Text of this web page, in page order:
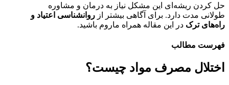
حل کردن ریشه‌ای این مشکل نیاز به درمان و مشاوره
طولانی مدت دارد. برای آگاهی بیشتر از روانشناسی اعتیاد و
راه‌های ترک در این مقاله همراه ماروم باشید.
فهرست مطالب
اختلال مصرف مواد چیست؟